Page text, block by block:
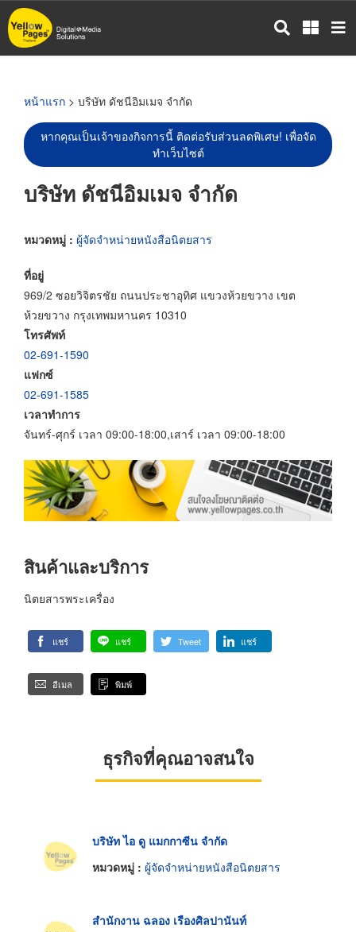
ข้าม
ไป
หน้าแรก > บริษัท ดัชนีอิมเมจ จำกัด
หากคุณเป็นเจ้าของกิจการนี้ ติดต่อรับส่วนลดพิเศษ! เพื่อจัด
ทำเว็บไซต์
บริษัท ดัชนีอิมเมจ จำกัด
หมวดหมู่ : ผู้จัดจำหน่ายหนังสือนิตยสาร
ที่อยู่
969/2 ซอยวิจิตรชัย ถนนประชาอุทิศ แขวงห้วยขวาง เขต
ห้วยขวาง กรุงเทพมหานคร 10310
โทรศัพท์
02-691-1590
แฟกซ์
02-691-1585
เวลาทำการ
จันทร์-ศุกร์ เวลา 09:00-18:00,เสาร์ เวลา 09:00-18:00
สินค้าและบริการ
นิตยสารพระเครื่อง
แชร์ แชร์ Tweet แชร์
อีเมล พิมพ์
ธุรกิจที่คุณอาจสนใจ
บริษัท ไอ ดู แมกกาซีน จำกัด
หมวดหมู่ : ผู้จัดจำหน่ายหนังสือนิตยสาร
สำนักงาน ฉลอง เรืองศิลปานันท์